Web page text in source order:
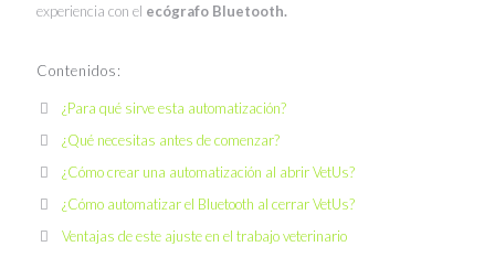
experiencia con el ecógrafo Bluetooth.
Contenidos:
¿Para qué sirve esta automatización?
¿Qué necesitas antes de comenzar?
¿Cómo crear una automatización al abrir VetUs?
¿Cómo automatizar el Bluetooth al cerrar VetUs?
Ventajas de este ajuste en el trabajo veterinario